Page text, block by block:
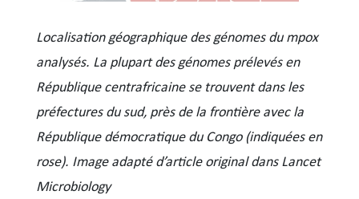
Localisation géographique des génomes du mpox
analysés. La plupart des génomes prélevés en
République centrafricaine se trouvent dans les
préfectures du sud, près de la frontière avec la
République démocratique du Congo (indiquées en
rose). Image adapté d’article original dans Lancet
Microbiology